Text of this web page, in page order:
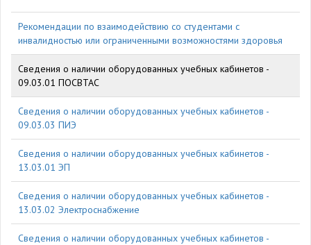
Рекомендации по взаимодействию со студентами с
инвалидностью или ограниченными возможностями здоровья
Cведения о наличии оборудованных учебных кабинетов -
09.03.01 ПОСВТАС
Cведения о наличии оборудованных учебных кабинетов -
09.03.03 ПИЭ
Cведения о наличии оборудованных учебных кабинетов -
13.03.01 ЭП
Cведения о наличии оборудованных учебных кабинетов -
13.03.02 Электроснабжение
Cведения о наличии оборудованных учебных кабинетов -